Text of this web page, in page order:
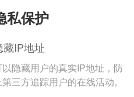
私保护
藏IP地址
隐藏用户的真实IP地址，防
第三方追踪用户的在线活动。